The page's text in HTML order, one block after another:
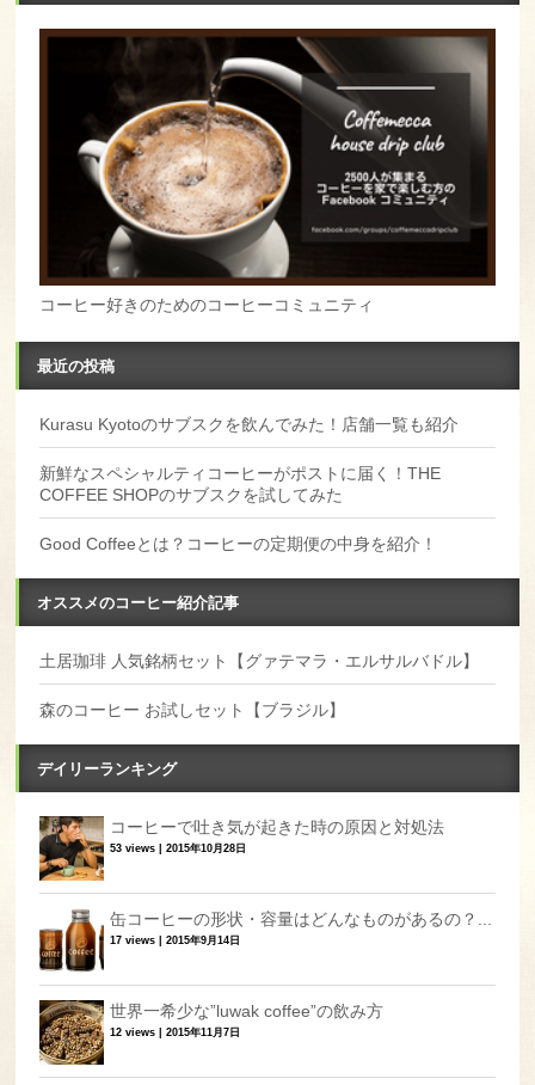
コーヒー好きのためのコーヒーコミュニティ
最近の投稿
Kurasu Kyotoのサブスクを飲んでみた！店舗一覧も紹介
新鮮なスペシャルティコーヒーがポストに届く！THE
COFFEE SHOPのサブスクを試してみた
Good Coffeeとは？コーヒーの定期便の中身を紹介！
オススメのコーヒー紹介記事
土居珈琲 人気銘柄セット【グァテマラ・エルサルバドル】
森のコーヒー お試しセット【ブラジル】
デイリーランキング
コーヒーで吐き気が起きた時の原因と対処法
53 views |2015年10月28日
缶コーヒーの形状・容量はどんなものがあるの？...
17 views |2015年9月14日
世界一希少な”luwak coffee”の飲み方
12 views |2015年11月7日